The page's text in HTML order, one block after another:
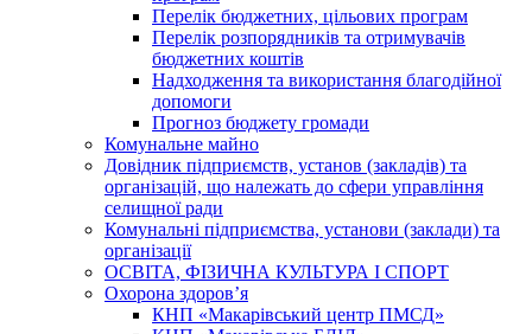
Перелік бюджетних, цільових програм
Перелік розпорядників та отримувачів
бюджетних коштів
Надходження та використання благодійної
допомоги
Прогноз бюджету громади
Комунальне майно
Довідник підприємств, установ (закладів) та
організацій, що належать до сфери управління
селищної ради
Комунальні підприємства, установи (заклади) та
організації
ОСВІТА, ФІЗИЧНА КУЛЬТУРА І СПОРТ
Охорона здоров’я
КНП «Макарівський центр ПМСД»